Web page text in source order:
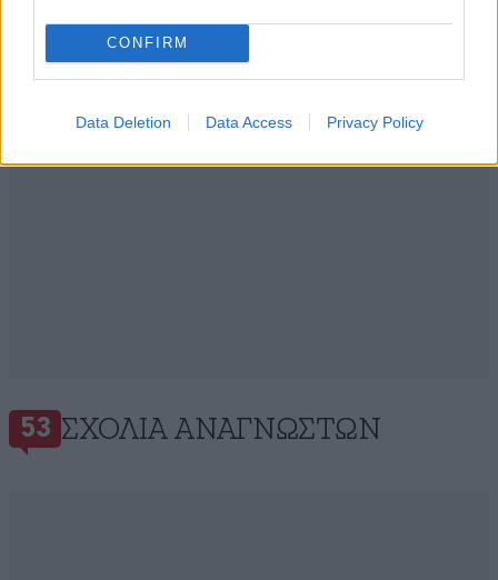
CONFIRM
Data Deletion Data Access Privacy Policy
53 ΣΧΌΛΙΑ ΑΝΑΓΝΩΣΤΏΝ